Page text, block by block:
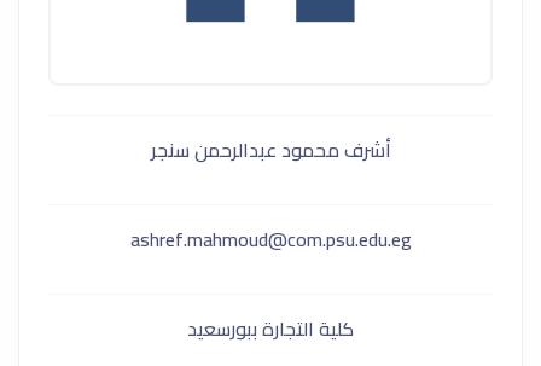
أشرف محمود عبدالرحمن سنجر
ashref.mahmoud@com.psu.edu.eg
كلية التجارة ببورسعيد